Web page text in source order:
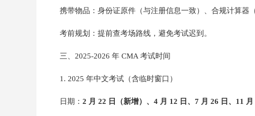
携带物品：身份证原件（与注册信息一致）、合规计算器
考前规划：提前查考场路线，避免考试迟到。
三、2025-2026 年 CMA 考试时间
1. 2025 年中文考试（含临时窗口）
日期： 2 月 22 日（新增）、4 月 12 日、7 月 26 日、11 月